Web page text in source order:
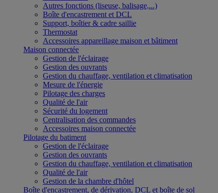
Autres fonctions (liseuse, balisage,...)
Boîte d'encastrement et DCL
Support, boîtier & cadre saillie
Thermostat
Accessoires appareillage maison et bâtiment
Maison connectée
Gestion de l'éclairage
Gestion des ouvrants
Gestion du chauffage, ventilation et climatisation
Mesure de l'énergie
Pilotage des charges
Qualité de l'air
Sécurité du logement
Centralisation des commandes
Accessoires maison connectée
Pilotage du batiment
Gestion de l'éclairage
Gestion des ouvrants
Gestion du chauffage, ventilation et climatisation
Qualité de l'air
Gestion de la chambre d'hôtel
Boîte d'encastrement, de dérivation, DCL et boîte de sol